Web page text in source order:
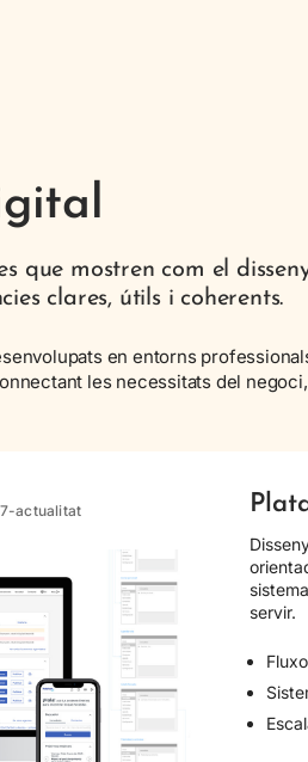
que mostren com el
clares, útils i coherents.
en entorns
les necessitats del
actualitat
servir.